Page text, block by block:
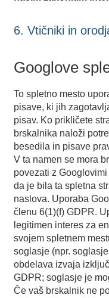
6. Vtičniki in
Googlove
To spletno mesto
pisave, ki jih
pisav. Ko prikličete
brskalnika naloži
besedila in pisave
V ta namen se mora
povezati z
da je bila ta spletna
naslova. Uporaba
členu 6(1)(f) GDPR.
legitimen interes za
svojem spletnem
soglasje (npr.
obdelava izvaja
GDPR; soglasje je
Če vaš brskalnik ne